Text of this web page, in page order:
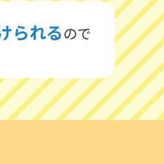
られるので